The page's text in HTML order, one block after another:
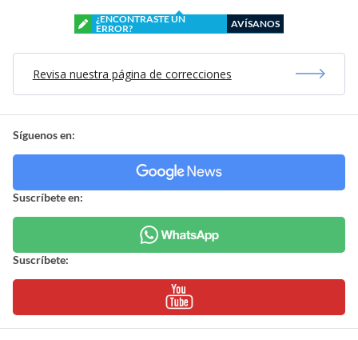
¿ENCONTRASTE UN
ERROR?
AVÍSANOS
Revisa nuestra página de correcciones
Síguenos en:
Suscríbete en:
Suscríbete: